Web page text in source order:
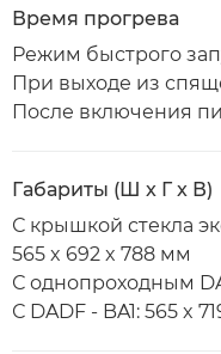
Время прогрева
Режим быстрого
При выходе из
После включения
Габариты (Ш x Г x В)
С крышкой стекла
565 x 692 x 788 мм
С однопроходным
С DADF - BA1: 565 x